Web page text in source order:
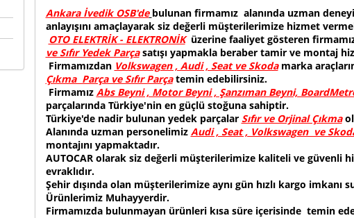
Ankara İvedik OSB'de bulunan firmamız alanında uzman
anlayışını amaçlayarak siz değerli müşterilerimize hizmet
OTO ELEKTRİK - ELEKTRONİK üzerine faaliyet gösteren
ve Sıfır Yedek Parçasatışı yapmakla beraber tamir ve montaj
Firmamızdan Volkswagen , Audi , Seat ve Skodamarka
Çıkma Parça ve Sıfır Parçatemin edebilirsiniz.
Firmamız Abs Beyni , Motor Beyni , Şanzıman Beyni,
parçalarında Türkiye'nin en güçlü stoğuna sahiptir.
Türkiye'de nadir bulunan yedek parçalar Sıfır ve Orjinal Çıkma
Alanında uzman personelimiz Audi , Seat , Volkswagen ve
montajını yapmaktadır.
AUTOCAR olarak siz değerli müşterilerimize kaliteli ve güvenli
evraklıdır.
Şehir dışında olan müşterilerimize aynı gün hızlı kargo imkanı
Ürünlerimiz Muhayyerdir.
Firmamızda bulunmayan ürünleri kısa süre içerisinde temin